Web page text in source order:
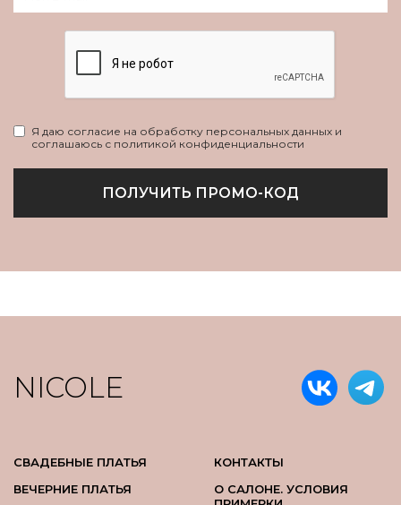
Я даю согласие на обработку персональных данных и
соглашаюсь с политикой конфиденциальности
ПОЛУЧИТЬ ПРОМО-КОД
NICOLE
СВАДЕБНЫЕ ПЛАТЬЯ
ВЕЧЕРНИЕ ПЛАТЬЯ
КОНТАКТЫ
О САЛОНЕ. УСЛОВИЯ